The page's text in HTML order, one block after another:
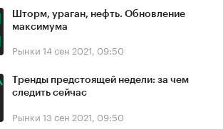
Шторм, ураган, нефть. Обновление
максимума
Рынки 14 сен 2021, 09:50
Тренды предстоящей недели: за чем
следить сейчас
Рынки 13 сен 2021, 09:50